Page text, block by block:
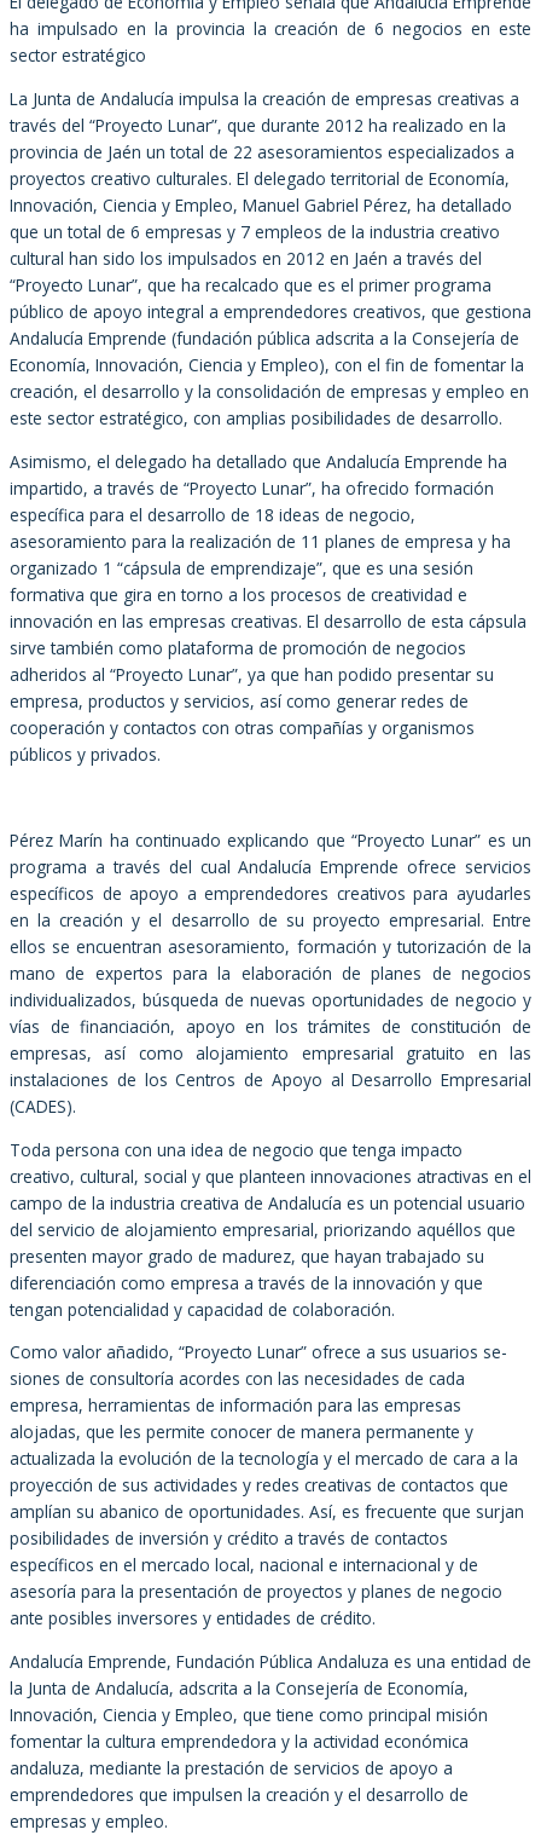
ha impulsado en la provincia la creación de 6 negocios en este
sector estratégico
La Junta de Andalucía impulsa la creación de empresas creativas a
través del “Proyecto Lunar”, que durante 2012 ha realizado en la
provincia de Jaén un total de 22 asesoramientos especializados a
proyectos creativo culturales. El delegado territorial de Economía,
Innovación, Ciencia y Empleo, Manuel Gabriel Pérez, ha detallado
que un total de 6 empresas y 7 empleos de la industria creativo
cultural han sido los impulsados en 2012 en Jaén a través del
“Proyecto Lunar”, que ha recalcado que es el primer programa
público de apoyo integral a emprendedores creativos, que gestiona
Andalucía Emprende (fundación pública adscrita a la Consejería de
Economía, Innovación, Ciencia y Empleo), con el fin de fomentar la
creación, el desarrollo y la consolidación de empresas y empleo en
este sector estratégico, con amplias posibilidades de desarrollo.
Asimismo, el delegado ha detallado que Andalucía Emprende ha
impartido, a través de “Proyecto Lunar”, ha ofrecido formación
específica para el desarrollo de 18 ideas de negocio,
asesoramiento para la realización de 11 planes de empresa y ha
organizado 1 “cápsula de emprendizaje”, que es una sesión
formativa que gira en torno a los procesos de creatividad e
innovación en las empresas creativas. El desarrollo de esta cápsula
sirve también como plataforma de promoción de negocios
adheridos al “Proyecto Lunar”, ya que han podido presentar su
empresa, productos y servicios, así como generar redes de
cooperación y contactos con otras compañías y organismos
públicos y privados.
Pérez Marín ha continuado explicando que “Proyecto Lunar” es un
programa a través del cual Andalucía Emprende ofrece servicios
específicos de apoyo a emprendedores creativos para ayudarles
en la creación y el desarrollo de su proyecto empresarial. Entre
ellos se encuentran asesoramiento, formación y tutorización de la
mano de expertos para la elaboración de planes de negocios
individualizados, búsqueda de nuevas oportunidades de negocio y
vías de financiación, apoyo en los trámites de constitución de
empresas, así como alojamiento empresarial gratuito en las
instalaciones de los Centros de Apoyo al Desarrollo Empresarial
(CADES).
Toda persona con una idea de negocio que tenga impacto
creativo, cultural, social y que planteen innovaciones atractivas en el
campo de la industria creativa de Andalucía es un potencial usuario
del servicio de alojamiento empresarial, priorizando aquéllos que
presenten mayor grado de madurez, que hayan trabajado su
diferenciación como empresa a través de la innovación y que
tengan potencialidad y capacidad de colaboración.
Como valor añadido, “Proyecto Lunar” ofrece a sus usuarios se-
siones de consultoría acordes con las necesidades de cada
empresa, herramientas de información para las empresas
alojadas, que les permite conocer de manera permanente y
actualizada la evolución de la tecnología y el mercado de cara a la
proyección de sus actividades y redes creativas de contactos que
amplían su abanico de oportunidades. Así, es frecuente que surjan
posibilidades de inversión y crédito a través de contactos
específicos en el mercado local, nacional e internacional y de
asesoría para la presentación de proyectos y planes de negocio
ante posibles inversores y entidades de crédito.
Andalucía Emprende, Fundación Pública Andaluza es una entidad de
la Junta de Andalucía, adscrita a la Consejería de Economía,
Innovación, Ciencia y Empleo, que tiene como principal misión
fomentar la cultura emprendedora y la actividad económica
andaluza, mediante la prestación de servicios de apoyo a
emprendedores que impulsen la creación y el desarrollo de
empresas y empleo.